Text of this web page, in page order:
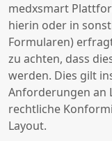
medxsmart
hierin oder in
Formularen)
zu achten, dass
werden. Dies gilt
Anforderungen an
rechtliche
Layout.